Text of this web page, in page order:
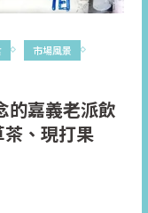
市場風景
的嘉義老派飲
、現打果